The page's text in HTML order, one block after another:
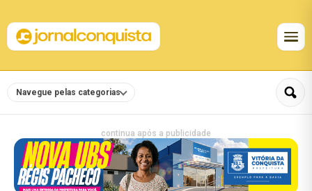
Navegue pelas categorias
continua após a publicidade